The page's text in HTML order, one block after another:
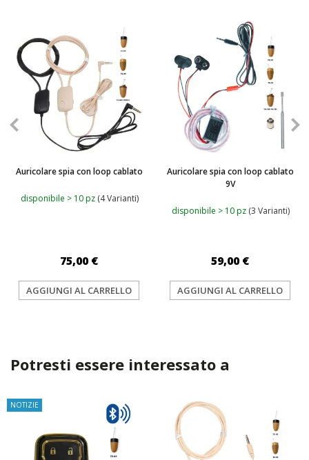
Auricolare spia con loop cablato
disponibile > 10 pz (4 Varianti)
75,00 €
AGGIUNGI AL CARRELLO
Auricolare spia con loop cablato
9V
disponibile > 10 pz (3 Varianti)
59,00 €
AGGIUNGI AL CARRELLO
Potresti essere interessato a
NOTIZIE